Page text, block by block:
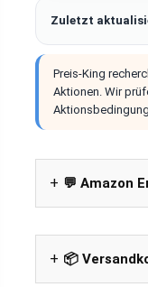
Zuletzt
Preis-King
Aktionen. Wir
💬 Amazon
📦